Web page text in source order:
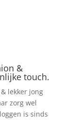
&
touch.
lekker jong
zorg wel
is sinds